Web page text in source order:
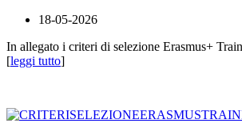
18-05-2026
In allegato i criteri di selezione Erasmus+
[leggi tutto]